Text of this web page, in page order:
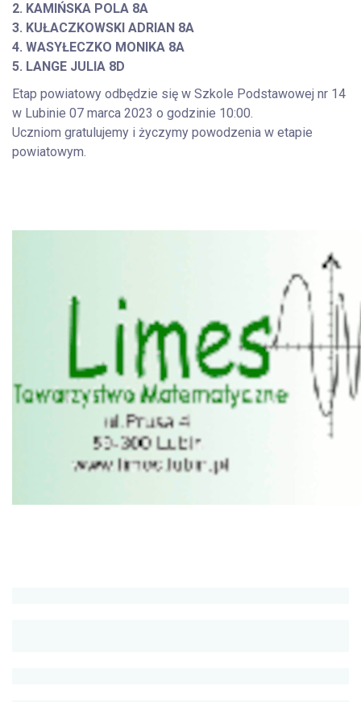
2. KAMIŃSKA POLA 8A
3. KUŁACZKOWSKI ADRIAN 8A
4. WASYŁECZKO MONIKA 8A
5. LANGE JULIA 8D
Etap powiatowy odbędzie się w Szkole Podstawowej nr 14
w Lubinie 07 marca 2023 o godzinie 10:00.
Uczniom gratulujemy i życzymy powodzenia w etapie
powiatowym.